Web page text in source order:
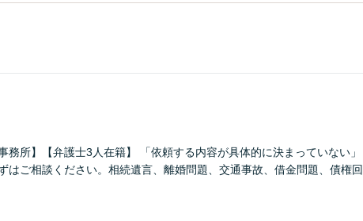
務所】【弁護士3人在籍】 「依頼する内容が具体的に決まっていない」
はご相談ください。相続遺言、離婚問題、交通事故、借金問題、債権回